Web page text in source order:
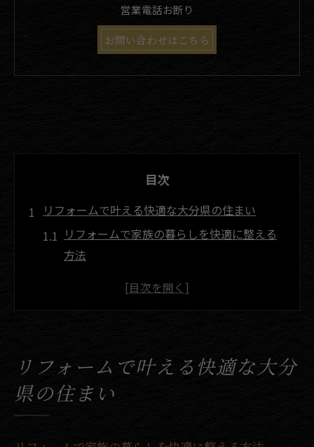
営業電話お断り
お問い合わせはこちら
目次
リフォームで叶える快適な大分県の住まい
リフォームで家族の暮らしを快適に整える
方法
住まいの利便性向上をリフォームで実現す
快適な住まい作りをリフォームで叶えるコ
ツ
リフォームで叶える快適な大分
県の住まい